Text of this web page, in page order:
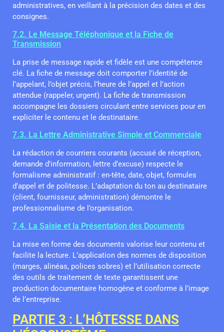
administratives, en veillant à la précision des dates et des
consignes.
7.2. Le Message Téléphonique et la Fiche de
Transmission
La prise de message rapide et fidèle est une compétence
clé. La fiche de message doit comporter l’identité de
l’appelant, l’objet précis, l’heure de l’appel et l’action
attendue (rappeler, urgent). La fiche de transmission
accompagne les dossiers circulant entre services pour en
expliciter le contenu et le destinataire.
7.3. La Lettre Administrative Simple et Commerciale
La rédaction de courriers courants (accusé de réception,
demande d’information, lettre d’excuse) respecte le
formalisme administratif : en-tête, date, objet, formules
d’appel et de politesse. L’adaptation du ton au destinataire
(client, fournisseur, administration) démontre le
professionnalisme de l’organisation.
7.4. La Saisie et la Présentation des Documents
La mise en forme des documents valorise leur contenu et
facilite la lecture. L’application des normes de disposition
(marges, alinéas, polices sobres) et l’utilisation correcte
des outils de traitement de texte garantissent une
production documentaire homogène et conforme à l’image
de l’entreprise.
PARTIE 3 : L’HÔTESSE DANS